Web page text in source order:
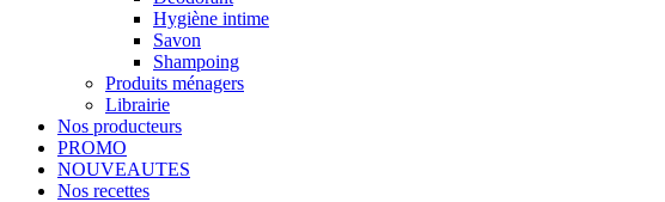
Hygiène intime
Savon
Shampoing
Produits ménagers
Librairie
Nos producteurs
PROMO
NOUVEAUTES
Nos recettes